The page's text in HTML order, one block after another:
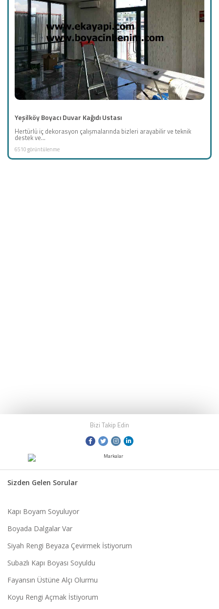
Yeşilköy Boyacı Duvar Kağıdı Ustası
Hertürlü iç dekorasyon çalışmalarında bizleri arayabilir ve teknik
destek ve...
6510 görüntülenme
Bizi Takip Edin
Sizden Gelen Sorular
Kapı Boyam Soyuluyor
Boyada Dalgalar Var
Siyah Rengi Beyaza Çevirmek İstiyorum
Subazlı Kapı Boyası Soyuldu
Fayansın Üstüne Alçı Olurmu
Koyu Rengi Açmak İstiyorum